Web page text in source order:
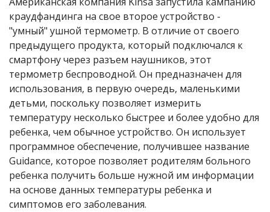
краудфандинга на свое второе устройство -
"умный" ушной термометр. В отличие от своего
предыдущего продукта, который подключался к
смартфону через разъем наушников, этот
термометр беспроводной. Он предназначен для
использования, в первую очередь, маленькими
детьми, поскольку позволяет измерить
температуру несколько быстрее и более удобно для
ребенка, чем обычное устройство. Он использует
программное обеспечение, получившее название
Guidance, которое позволяет родителям больного
ребенка получить больше нужной им информации
на основе данных температуры ребенка и
симптомов его заболевания.